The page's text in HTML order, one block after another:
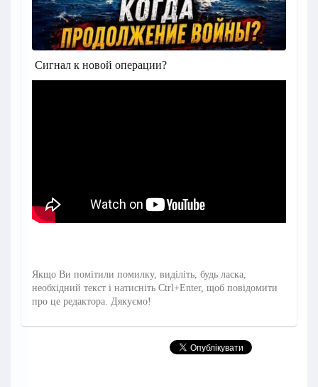
Сигнал к новой операции?
Якщо Ви помітили помилку, виділіть, будь ласка,
необхідний текст і натисніть Ctrl+Enter, щоб повідомити
про це редактора. Дякуємо!